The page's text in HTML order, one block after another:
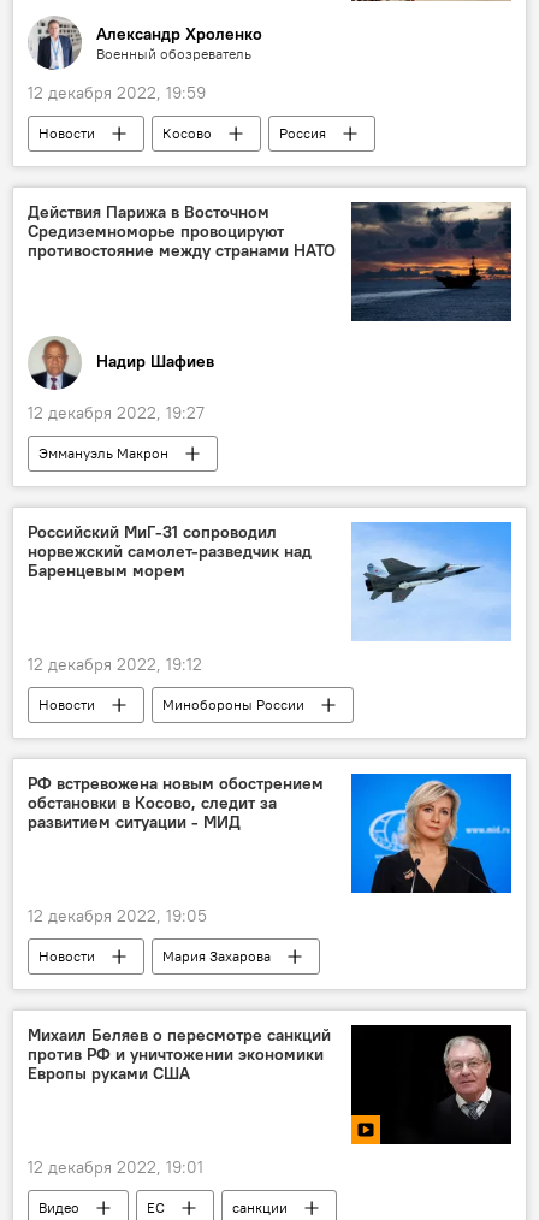
Александр Хроленко
Военный обозреватель
12 декабря 2022, 19:59
Новости Косово
Россия
Сербия
Александр Вучич
НАТО
KFOR
Политика Колумнисты
Действия Парижа в Восточном
Средиземноморье провоцируют
противостояние между странами НАТО
Надир Шафиев
12 декабря 2022, 19:27
Эммануэль Макрон
Восточное Средиземноморье
Россия
Греция
учения
Колумнисты
Российский МиГ-31 сопроводил
норвежский самолет-разведчик над
Баренцевым морем
12 декабря 2022, 19:12
Новости
Минобороны России
МиГ-31
сопровождение
самолет-разведчик
Норвегия ПВО
РФ встревожена новым обострением
обстановки в Косово, следит за
развитием ситуации - МИД
12 декабря 2022, 19:05
Новости
Мария Захарова
МИД России
ЕС
Косово
Сербия
Михаил Беляев о пересмотре санкций
против РФ и уничтожении экономики
Европы руками США
12 декабря 2022, 19:01
Видео ЕС
санкции